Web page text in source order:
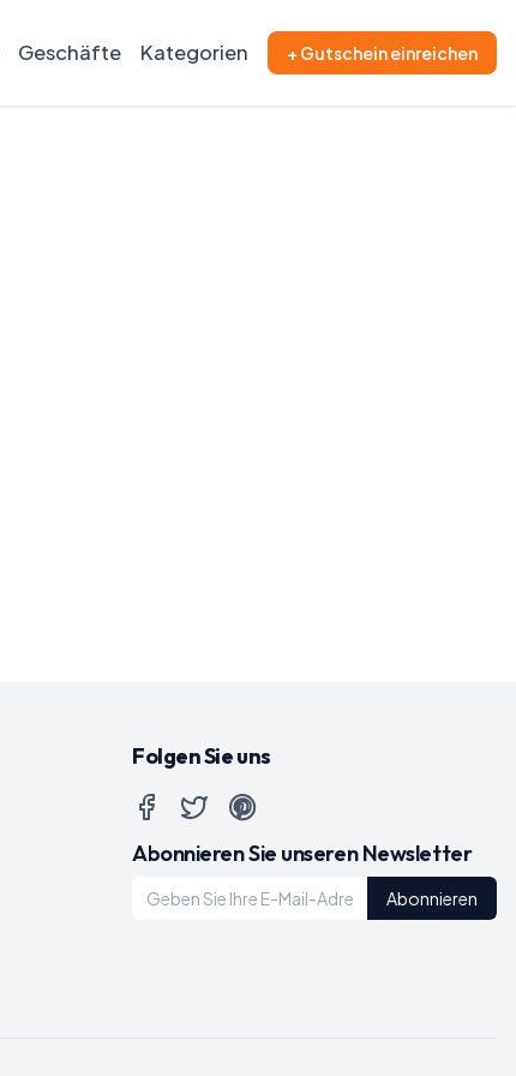
Geschäfte Kategorien + Gutschein einreichen
Folgen Sie uns
Abonnieren Sie unseren Newsletter
Abonnieren